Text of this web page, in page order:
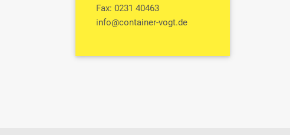
Fax: 0231 40463
info@container-vogt.de